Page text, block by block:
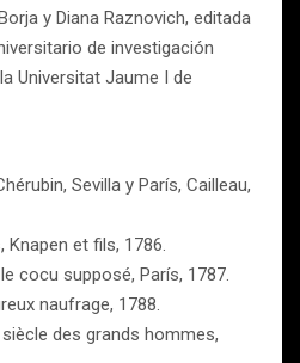
y Diana Raznovich, editada
de investigación
Universitat Jaume I de
Sevilla y París, Cailleau,
Knapen et fils, 1786.
cocu supposé, París, 1787.
naufrage, 1788.
des grands hommes,